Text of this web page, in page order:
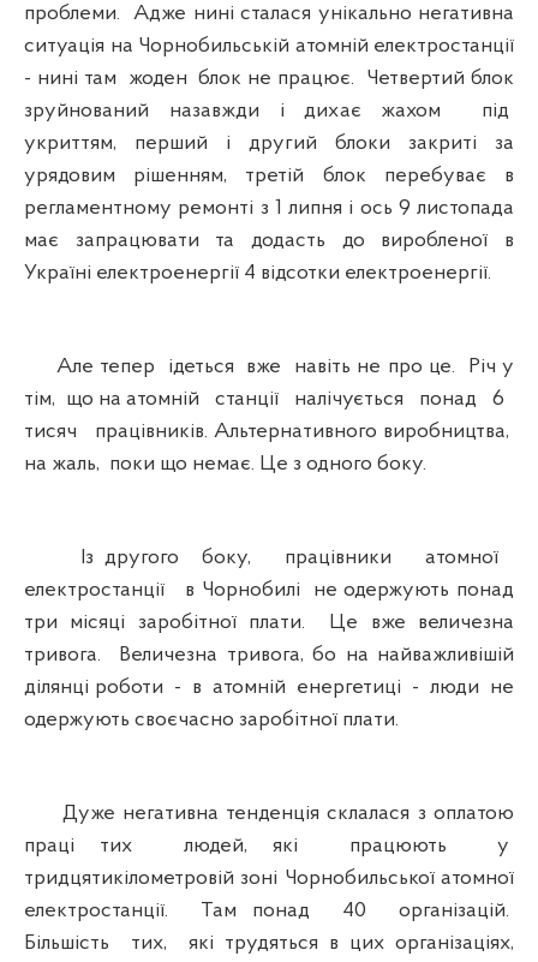
проблеми. Адже нині сталася унікально негативна
ситуація на Чорнобильській атомній електростанції
- нині там жоден блок не працює. Четвертий блок
зруйнований назавжди і дихає жахом під
укриттям, перший і другий блоки закриті за
урядовим рішенням, третій блок перебуває в
регламентному ремонті з 1 липня і ось 9 листопада
має запрацювати та додасть до виробленої в
Україні електроенергії 4 відсотки електроенергії.
Але тепер ідеться вже навіть не про це. Річ у
тім, що на атомній станції налічується понад 6
тисяч працівників. Альтернативного виробництва,
на жаль, поки що немає. Це з одного боку.
Із другого боку, працівники атомної
електростанції в Чорнобилі не одержують понад
три місяці заробітної плати. Це вже величезна
тривога. Величезна тривога, бо на найважливішій
ділянці роботи - в атомній енергетиці - люди не
одержують своєчасно заробітної плати.
Дуже негативна тенденція склалася з оплатою
праці тих людей, які працюють у
тридцятикілометровій зоні Чорнобильської атомної
електростанції. Там понад 40 організацій.
Більшість тих, які трудяться в цих організаціях,